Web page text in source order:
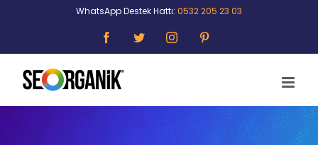
WhatsApp Destek Hattı: 0532 205 23 03
FacebookTwitterInstagram